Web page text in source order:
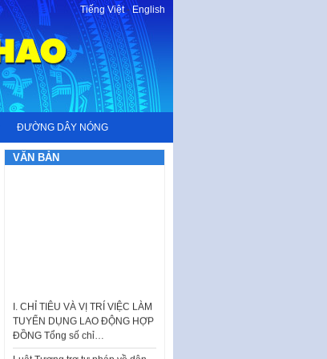
Tiếng Việt-English
ĐƯỜNG DÂY NÓNG
VĂN BẢN
I. CHỈ TIÊU VÀ VỊ TRÍ VIỆC LÀM
TUYỂN DỤNG LAO ĐỘNG HỢP
ĐỒNG Tổng số chỉ…
Luật Tương trợ tư pháp về dân